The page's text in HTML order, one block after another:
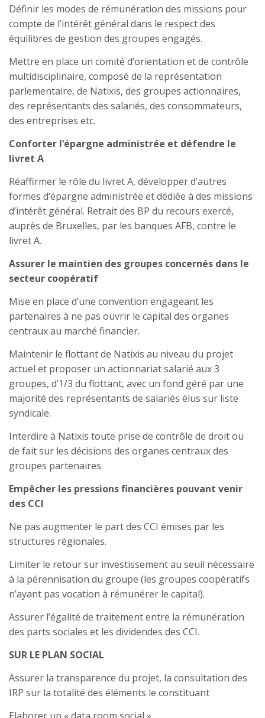
Définir les modes de rémunération des missions pour
compte de l’intérêt général dans le respect des
équilibres de gestion des groupes engagés.
Mettre en place un comité d’orientation et de contrôle
multidisciplinaire, composé de la représentation
parlementaire, de Natixis, des groupes actionnaires,
des représentants des salariés, des consommateurs,
des entreprises etc.
Conforter l’épargne administrée et défendre le
livret A
Réaffirmer le rôle du livret A, développer d’autres
formes d’épargne administrée et dédiée à des missions
d’intérêt général. Retrait des BP du recours exercé,
auprès de Bruxelles, par les banques AFB, contre le
livret A.
Assurer le maintien des groupes concernés dans le
secteur coopératif
Mise en place d’une convention engageant les
partenaires à ne pas ouvrir le capital des organes
centraux au marché financier.
Maintenir le flottant de Natixis au niveau du projet
actuel et proposer un actionnariat salarié aux 3
groupes, d’1/3 du flottant, avec un fond géré par une
majorité des représentants de salariés élus sur liste
syndicale.
Interdire à Natixis toute prise de contrôle de droit ou
de fait sur les décisions des organes centraux des
groupes partenaires.
Empêcher les pressions financières pouvant venir
des CCI
Ne pas augmenter le part des CCI émises par les
structures régionales.
Limiter le retour sur investissement au seuil nécessaire
à la pérennisation du groupe (les groupes coopératifs
n’ayant pas vocation à rémunérer le capital).
Assurer l’égalité de traitement entre la rémunération
des parts sociales et les dividendes des CCI.
SUR LE PLAN SOCIAL
Assurer la transparence du projet, la consultation des
IRP sur la totalité des éléments le constituant